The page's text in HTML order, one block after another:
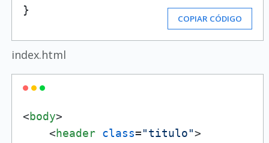
}
COPIAR CÓDIGO
index.html
<body>
<header class="titulo">